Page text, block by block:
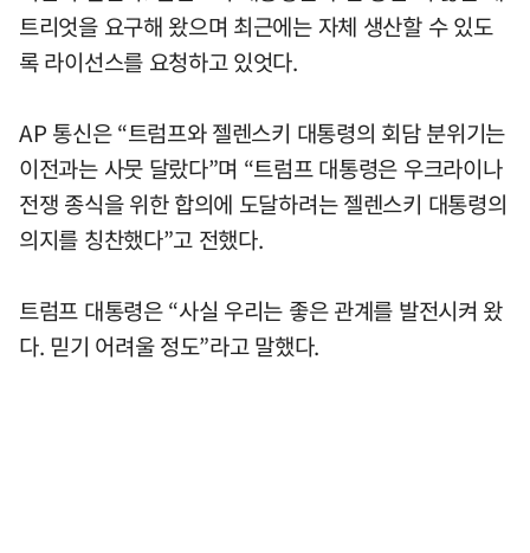
트리엇을 요구해 왔으며 최근에는 자체 생산할 수 있도
록 라이선스를 요청하고 있엇다.
AP 통신은 “트럼프와 젤렌스키 대통령의 회담 분위기는
이전과는 사뭇 달랐다”며 “트럼프 대통령은 우크라이나
전쟁 종식을 위한 합의에 도달하려는 젤렌스키 대통령의
의지를 칭찬했다”고 전했다.
트럼프 대통령은 “사실 우리는 좋은 관계를 발전시켜 왔
다. 믿기 어려울 정도”라고 말했다.